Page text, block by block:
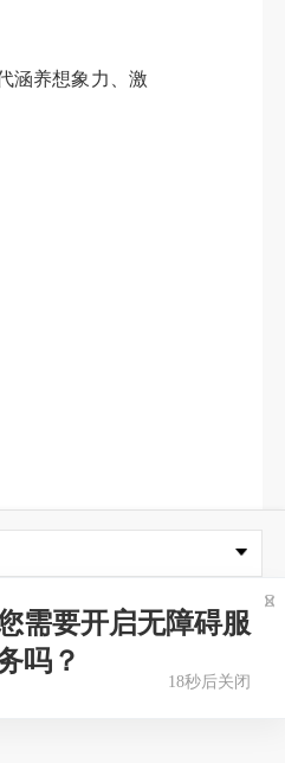
涵养想象力、激
需要开启无障碍服
吗？
18秒后关闭
